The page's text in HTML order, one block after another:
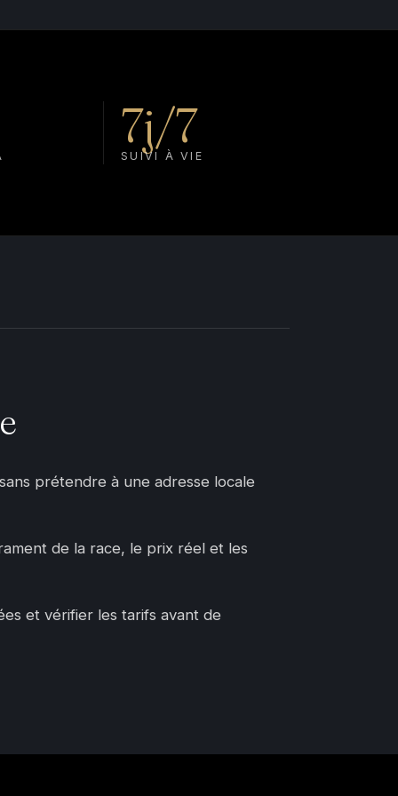
7j/7
SUIVI À VIE
prétendre à une adresse locale
de la race, le prix réel et les
et vérifier les tarifs avant de